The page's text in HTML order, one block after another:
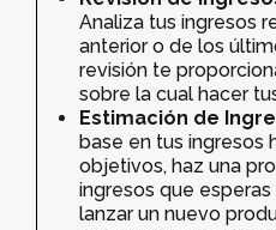
Analiza tus ingresos
anterior o de los
revisión te
sobre la cual hacer
Estimación de
base en tus ingresos
objetivos, haz una
ingresos que esperas
lanzar un nuevo